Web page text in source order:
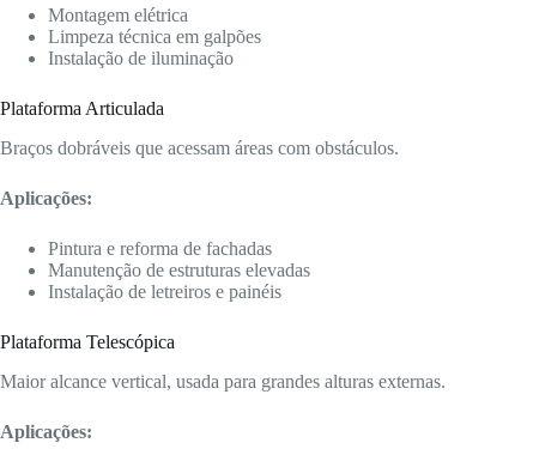
Montagem elétrica
Limpeza técnica em galpões
Instalação de iluminação
Plataforma Articulada
Braços dobráveis que acessam áreas com obstáculos.
Aplicações:
Pintura e reforma de fachadas
Manutenção de estruturas elevadas
Instalação de letreiros e painéis
Plataforma Telescópica
Maior alcance vertical, usada para grandes alturas externas.
Aplicações: